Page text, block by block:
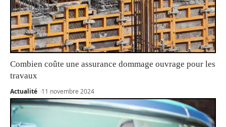
Combien coûte une assurance dommage ouvrage pour les
travaux
Actualité 11 novembre 2024